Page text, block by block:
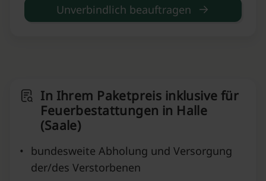
Unverbindlich beauftragen
In Ihrem Paketpreis inklusive für
Feuerbestattungen in Halle
(Saale)
•
bundesweite Abholung und Versorgung
der/des Verstorbenen